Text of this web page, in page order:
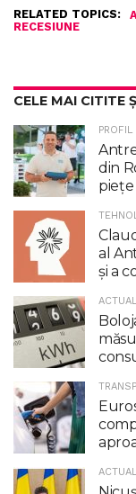
RELATED TOPICS:
RECESIUNE
CELE MAI CITITE
PROFIL
din
al
şi a